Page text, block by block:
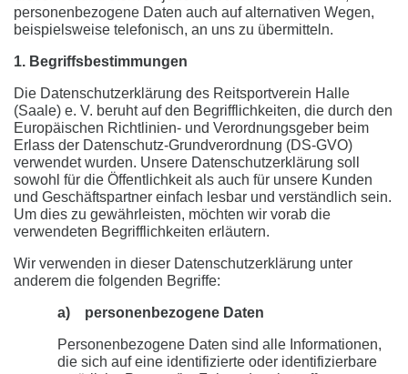
personenbezogene Daten auch auf alternativen Wegen,
beispielsweise telefonisch, an uns zu übermitteln.
1. Begriffsbestimmungen
Die Datenschutzerklärung des Reitsportverein Halle
(Saale) e. V. beruht auf den Begrifflichkeiten, die durch den
Europäischen Richtlinien- und Verordnungsgeber beim
Erlass der Datenschutz-Grundverordnung (DS-GVO)
verwendet wurden. Unsere Datenschutzerklärung soll
sowohl für die Öffentlichkeit als auch für unsere Kunden
und Geschäftspartner einfach lesbar und verständlich sein.
Um dies zu gewährleisten, möchten wir vorab die
verwendeten Begrifflichkeiten erläutern.
Wir verwenden in dieser Datenschutzerklärung unter
anderem die folgenden Begriffe:
a) personenbezogene Daten
Personenbezogene Daten sind alle Informationen,
die sich auf eine identifizierte oder identifizierbare